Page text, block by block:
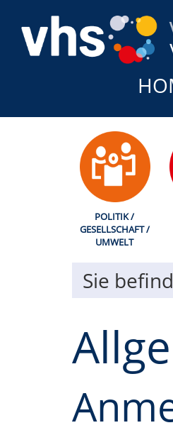
POLITIK /
GESELLSCHAFT /
UMWELT
Sie